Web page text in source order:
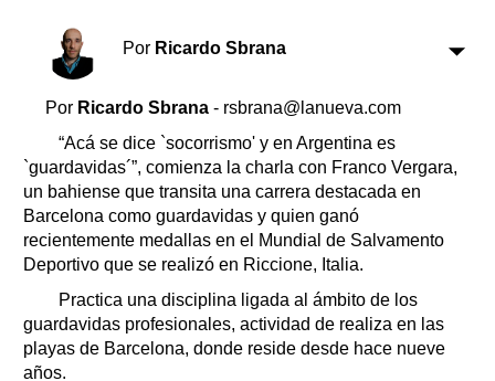
Horóscopo
Suplementos
Servicios
Farmacias
Transportes
Loterías
Datos Útiles
Fúnebres
Edictos
Por Ricardo Sbrana
Por Ricardo Sbrana - rsbrana@lanueva.com
“Acá se dice `socorrismo' y en Argentina es
`guardavidas´”, comienza la charla con Franco Vergara,
un bahiense que transita una carrera destacada en
Barcelona como guardavidas y quien ganó
recientemente medallas en el Mundial de Salvamento
Deportivo que se realizó en Riccione, Italia.
Practica una disciplina ligada al ámbito de los
guardavidas profesionales, actividad de realiza en las
playas de Barcelona, donde reside desde hace nueve
años.